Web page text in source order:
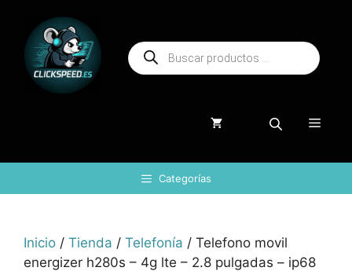
contenido
Búsqueda
de
productos
Menú
Categorías
Inicio / Tienda / Telefonía / Telefono movil
energizer h280s – 4g lte – 2.8 pulgadas – ip68